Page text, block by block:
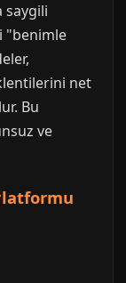
saygili
"benimle
net
Bu
ve